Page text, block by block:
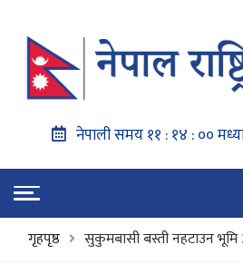
गृहपृष्ठ
सुकुमबासी बस्ती नहटाउन